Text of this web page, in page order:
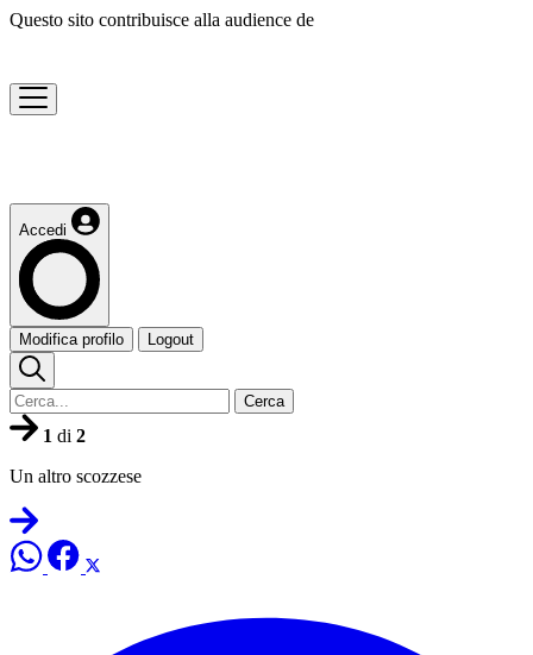
Questo sito contribuisce alla audience de
Accedi
Modifica profilo Logout
Cerca
1 di 2
Un altro scozzese